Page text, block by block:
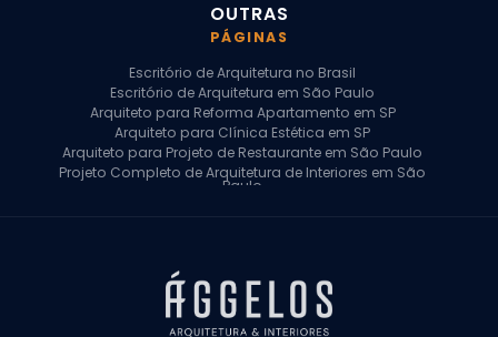
OUTRAS
PÁGINAS
Escritório de Arquitetura no Brasil
Escritório de Arquitetura em São Paulo
Arquiteto para Reforma Apartamento em SP
Arquiteto para Clínica Estética em SP
Arquiteto para Projeto de Restaurante em São Paulo
Projeto Completo de Arquitetura de Interiores em São
Paulo
Arquiteto para Projeto Comercial em São Paulo
Arquiteto Comercial
Arquiteto para Reforma de Apartamento
Arquiteto para Reforma Residencial